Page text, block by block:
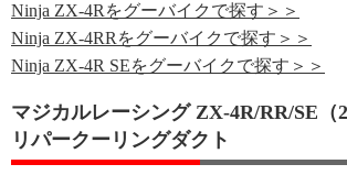
Ninja ZX-4Rをグーバイクで探す＞＞
Ninja ZX-4RRをグーバイクで探す＞＞
Ninja ZX-4R SEをグーバイクで探す＞＞
マジカルレーシング ZX-4R/RR/SE（
リパークーリングダクト